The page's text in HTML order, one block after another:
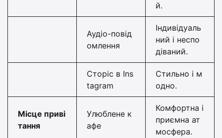
й.
Аудіо-повід
омлення
Індивідуаль
ний і неспо
діваний.
Сторіс в Ins
tagram
Стильно і м
одно.
Місце приві
тання
Улюблене к
афе
Комфортна і
приємна ат
мосфера.